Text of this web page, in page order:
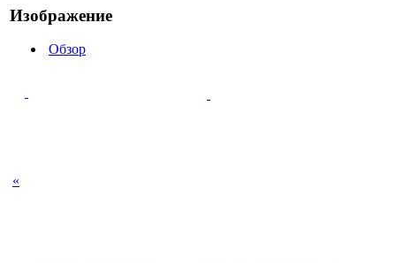
Изображение
Обзор
«